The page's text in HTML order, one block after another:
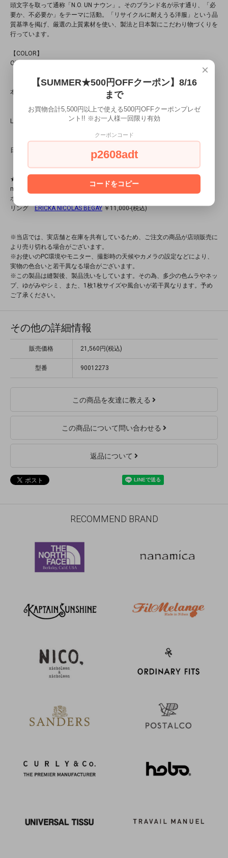
頭文字を取って通称「N.O. UN ナウン」。そのブランド名が示す通り、「必
要か、不必要か」をテーマに活動。「リサイクルに耐えうる洋服」という品
質基準を掲げ、厳選の上質素材を使い、製法と日本製にこだわり物づくりを
行っています。
【COLOR】
OLIVE
本体：リネン 100%
【SIZE】
L：着丈77 / 身幅67 / 肩幅53.5 / 袖丈62 (cm)
【生産国】
日本
★スタイリング詳細★
men：身長171cm 体重61kg 着用サイズ OLIVE・M
ボトム
リングERICKA NICOLAS BEGAY￥11,000-(税込)
※当店では、実店舗と在庫を共有しているため、ご注文の商品が店頭販売に
より売り切れる場合がございます。
※お使いのPC環境やモニター、撮影時の天候やカメラの設定などにより、
実物の色合いと若干異なる場合がございます。
※この製品は縫製後、製品洗いをしています。その為、多少の色ムラやネッ
プ、ゆがみやシミ、また、1枚1枚サイズや風合いが若干異なります。予め
ご了承ください。
その他の詳細情報
販売価格 21,560円(税込)
型番 90012273
この商品を友達に教える
この商品について問い合わせる
返品について
RECOMMEND BRAND
×
【SUMMER★500円OFFクーポン】8/16
まで
お買物合計5,500円以上で使える500円OFFクーポンプレゼ
ント!! ※お一人様一回限り有効
クーポンコード
p2608adt
コードをコピー